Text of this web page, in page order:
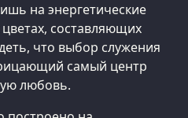
на энергетические
составляющих
что выбор служения
самый центр
любовь.